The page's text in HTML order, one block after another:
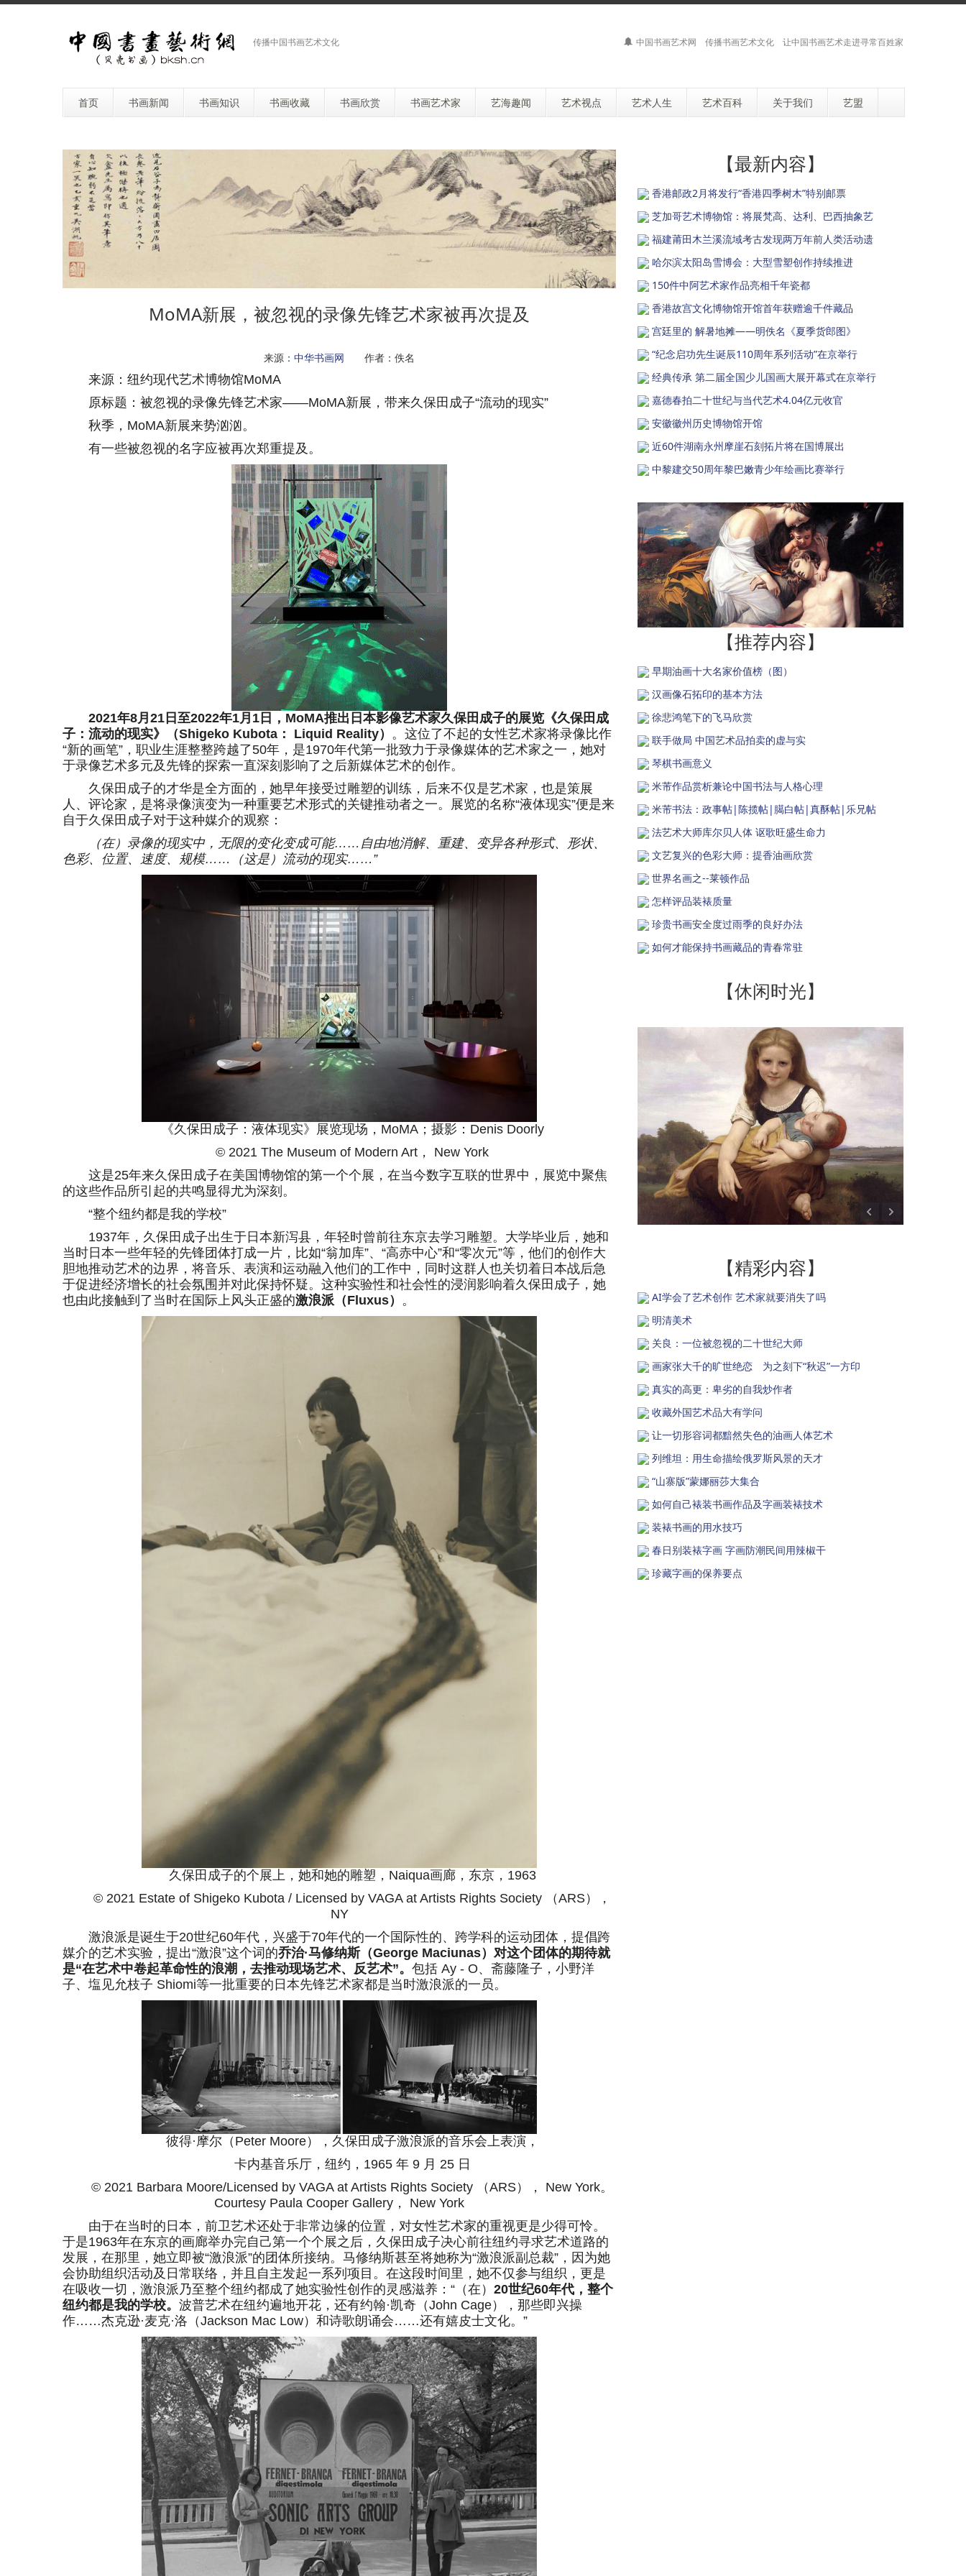
传播中国书画艺术文化 中国书画艺术网 传播书画艺术文化 让中国书画艺术走进寻常百姓家
首页 书画新闻 书画知识 书画收藏 书画欣赏 书画艺术家 艺海趣闻 艺术视点 艺术人生 艺术百科 关于我们 艺盟
MoMA新展，被忽视的录像先锋艺术家被再次提及
来源： 中华书画网 作者：佚名
来源：纽约现代艺术博物馆MoMA
原标题：被忽视的录像先锋艺术家——MoMA新展，带来久保田成子“流动的现实”
秋季，MoMA新展来势汹汹。
有一些被忽视的名字应被再次郑重提及。
2021年8月21日至2022年1月1日，MoMA推出日本影像艺术家久保田成子的展览《久保田成
子：流动的现实》（Shigeko Kubota： Liquid Reality） 。这位了不起的女性艺术家将录像比作
“新的画笔”，职业生涯整整跨越了50年，是1970年代第一批致力于录像媒体的艺术家之一，她对
于录像艺术多元及先锋的探索一直深刻影响了之后新媒体艺术的创作。
久保田成子的才华是全方面的，她早年接受过雕塑的训练，后来不仅是艺术家，也是策展
人、评论家，是将录像演变为一种重要艺术形式的关键推动者之一。展览的名称“液体现实”便是来
自于久保田成子对于这种媒介的观察：
（在）录像的现实中，无限的变化变成可能……自由地消解、重建、变异各种形式、形状、
色彩、位置、速度、规模……（这是）流动的现实……”
《久保田成子：液体现实》展览现场，MoMA；摄影：Denis Doorly
© 2021 The Museum of Modern Art， New York
这是25年来久保田成子在美国博物馆的第一个个展，在当今数字互联的世界中，展览中聚焦
的这些作品所引起的共鸣显得尤为深刻。
“整个纽约都是我的学校”
1937年，久保田成子出生于日本新泻县，年轻时曾前往东京去学习雕塑。大学毕业后，她和
当时日本一些年轻的先锋团体打成一片，比如“翁加库”、“高赤中心”和“零次元”等，他们的创作大
胆地推动艺术的边界，将音乐、表演和运动融入他们的工作中，同时这群人也关切着日本战后急
于促进经济增长的社会氛围并对此保持怀疑。这种实验性和社会性的浸润影响着久保田成子，她
也由此接触到了当时在国际上风头正盛的激浪派（Fluxus） 。
久保田成子的个展上，她和她的雕塑，Naiqua画廊，东京，1963
© 2021 Estate of Shigeko Kubota / Licensed by VAGA at Artists Rights Society （ARS），
NY
激浪派是诞生于20世纪60年代，兴盛于70年代的一个国际性的、跨学科的运动团体，提倡跨
媒介的艺术实验，提出“激浪”这个词的乔治·马修纳斯（George Maciunas）对这个团体的期待就
是“在艺术中卷起革命性的浪潮，去推动现场艺术、反艺术”。 包括 Ay - O、斋藤隆子，小野洋
子、塩见允枝子 Shiomi等一批重要的日本先锋艺术家都是当时激浪派的一员。
彼得·摩尔（Peter Moore），久保田成子激浪派的音乐会上表演，
卡内基音乐厅，纽约，1965 年 9 月 25 日
© 2021 Barbara Moore/Licensed by VAGA at Artists Rights Society （ARS）， New York。
Courtesy Paula Cooper Gallery， New York
由于在当时的日本，前卫艺术还处于非常边缘的位置，对女性艺术家的重视更是少得可怜。
于是1963年在东京的画廊举办完自己第一个个展之后，久保田成子决心前往纽约寻求艺术道路的
发展，在那里，她立即被“激浪派”的团体所接纳。马修纳斯甚至将她称为“激浪派副总裁”，因为她
会协助组织活动及日常联络，并且自主发起一系列项目。在这段时间里，她不仅参与组织，更是
在吸收一切，激浪派乃至整个纽约都成了她实验性创作的灵感滋养：“（在） 20世纪60年代，整个
纽约都是我的学校。 波普艺术在纽约遍地开花，还有约翰·凯奇（John Cage），那些即兴操
作……杰克逊·麦克·洛（Jackson Mac Low）和诗歌朗诵会……还有嬉皮士文化。”
【最新内容】
香港邮政2月将发行“香港四季树木”特别邮票
芝加哥艺术博物馆：将展梵高、达利、巴西抽象艺
福建莆田木兰溪流域考古发现两万年前人类活动遗
哈尔滨太阳岛雪博会：大型雪塑创作持续推进
150件中阿艺术家作品亮相千年瓷都
香港故宫文化博物馆开馆首年获赠逾千件藏品
宫廷里的 解暑地摊——明佚名《夏季货郎图》
“纪念启功先生诞辰110周年系列活动”在京举行
经典传承 第二届全国少儿国画大展开幕式在京举行
嘉德春拍二十世纪与当代艺术4.04亿元收官
安徽徽州历史博物馆开馆
近60件湖南永州摩崖石刻拓片将在国博展出
中黎建交50周年黎巴嫩青少年绘画比赛举行
【推荐内容】
早期油画十大名家价值榜（图）
汉画像石拓印的基本方法
徐悲鸿笔下的飞马欣赏
联手做局 中国艺术品拍卖的虚与实
琴棋书画意义
米芾作品赏析兼论中国书法与人格心理
米芾书法：政事帖|陈揽帖|臈白帖|真酥帖|乐兄帖
法艺术大师库尔贝人体 讴歌旺盛生命力
文艺复兴的色彩大师：提香油画欣赏
世界名画之--莱顿作品
怎样评品装裱质量
珍贵书画安全度过雨季的良好办法
如何才能保持书画藏品的青春常驻
【休闲时光】
【精彩内容】
AI学会了艺术创作 艺术家就要消失了吗
明清美术
关良：一位被忽视的二十世纪大师
画家张大千的旷世绝恋 为之刻下“秋迟”一方印
真实的高更：卑劣的自我炒作者
收藏外国艺术品大有学问
让一切形容词都黯然失色的油画人体艺术
列维坦：用生命描绘俄罗斯风景的天才
“山寨版”蒙娜丽莎大集合
如何自己裱装书画作品及字画装裱技术
装裱书画的用水技巧
春日别装裱字画 字画防潮民间用辣椒干
珍藏字画的保养要点